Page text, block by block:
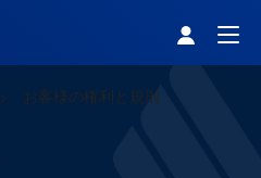
お客様の権利と規則